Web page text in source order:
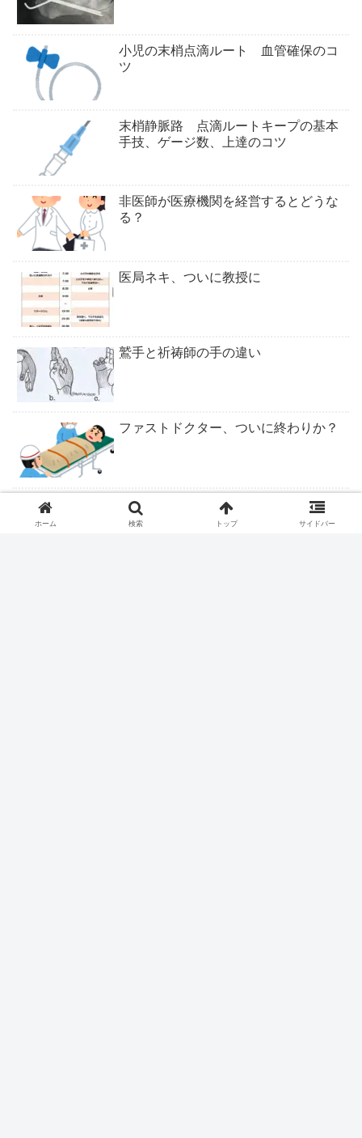
小児の末梢点滴ルート 血管確保のコ
ツ
末梢静脈路 点滴ルートキープの基本
手技、ゲージ数、上達のコツ
非医師が医療機関を経営するとどうな
る？
医局ネキ、ついに教授に
鷲手と祈祷師の手の違い
ファストドクター、ついに終わりか？
ロキソニンテープは腰痛症に適応なし
ホーム 検索 トップ サイドバー